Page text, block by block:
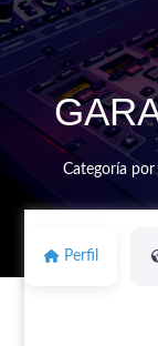
Categoría
Perfil